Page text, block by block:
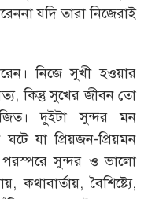
যদি তারা নিজেরাই
নিজে সুখী হওয়ার
কিন্তু সুখের জীবন তো
দুইটা সুন্দর মন
যা প্রিয়জন-প্রিয়মন
সুন্দর ও ভালো
বৈশিষ্ট্যে,